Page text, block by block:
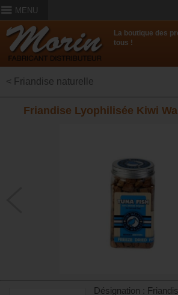
MENU
La boutique des
tous !
< Friandise naturelle
Friandise Lyophilisée Kiwi
Désignation :